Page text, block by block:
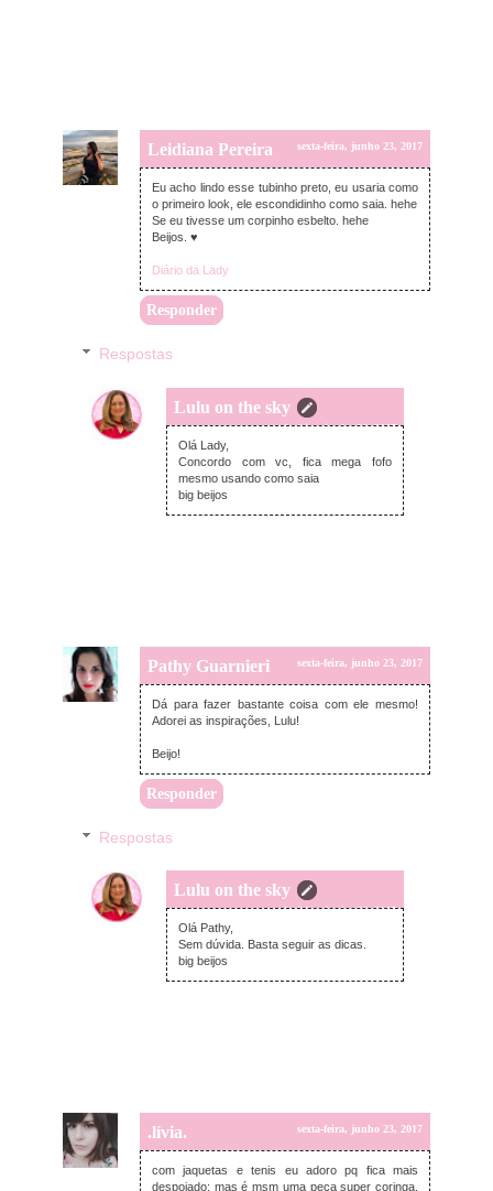
Leidiana Pereira sexta-feira, junho 23, 2017
Eu acho lindo esse tubinho preto, eu usaria como
o primeiro look, ele escondidinho como saia. hehe
Se eu tivesse um corpinho esbelto. hehe
Beijos. ♥
Diário da Lady
Responder
Respostas
Lulu on the sky
segunda-feira, junho 26, 2017
Olá Lady,
Concordo com vc, fica mega fofo
mesmo usando como saia
big beijos
Pathy Guarnieri sexta-feira, junho 23, 2017
Dá para fazer bastante coisa com ele mesmo!
Adorei as inspirações, Lulu!
Beijo!
Responder
Respostas
Lulu on the sky
segunda-feira, junho 26, 2017
Olá Pathy,
Sem dúvida. Basta seguir as dicas.
big beijos
.lívia. sexta-feira, junho 23, 2017
com jaquetas e tenis eu adoro pq fica mais
despojado; mas é msm uma peça super coringa,